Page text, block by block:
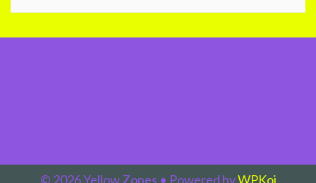
© 2026 Yellow Zones • Powered byWPKoi